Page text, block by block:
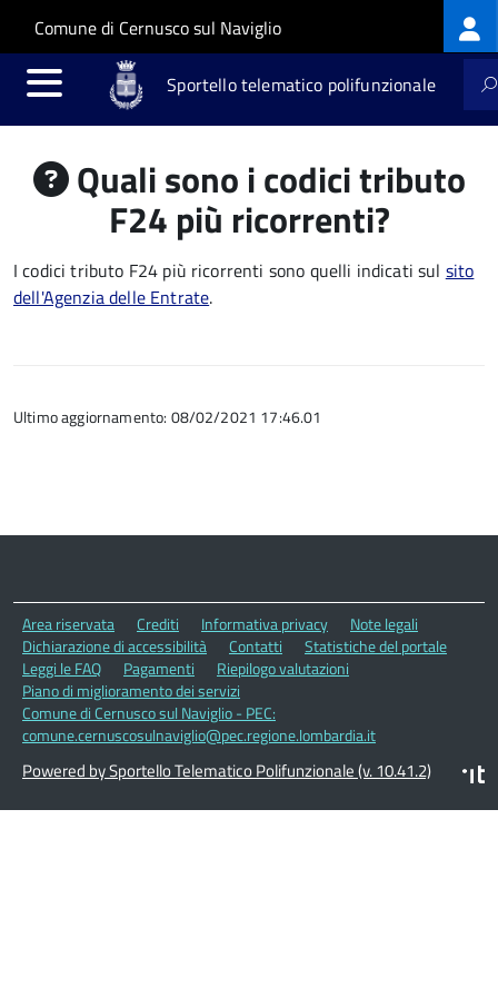
Salta al contenuto principale
Skip to site navigation
Comune di Cernusco sul Naviglio
Sportello telematico polifunzionale
Quali sono i codici tributo
F24 più ricorrenti?
I codici tributo F24 più ricorrenti sono quelli indicati sul sito
dell'Agenzia delle Entrate.
Ultimo aggiornamento: 08/02/2021 17:46.01
Area riservata Crediti Informativa privacy
Note legali
Dichiarazione di accessibilità
Contatti
Statistiche del portale
Leggi le FAQ
Pagamenti
Riepilogo valutazioni
Piano di miglioramento dei servizi
Comune di Cernusco sul Naviglio - PEC:
comune.cernuscosulnaviglio@pec.regione.lombardia.it
Powered by Sportello Telematico Polifunzionale (v. 10.41.2)